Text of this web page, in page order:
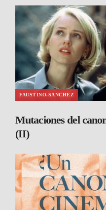
FAUSTINO.SANCHEZ
Mutaciones del
(II)